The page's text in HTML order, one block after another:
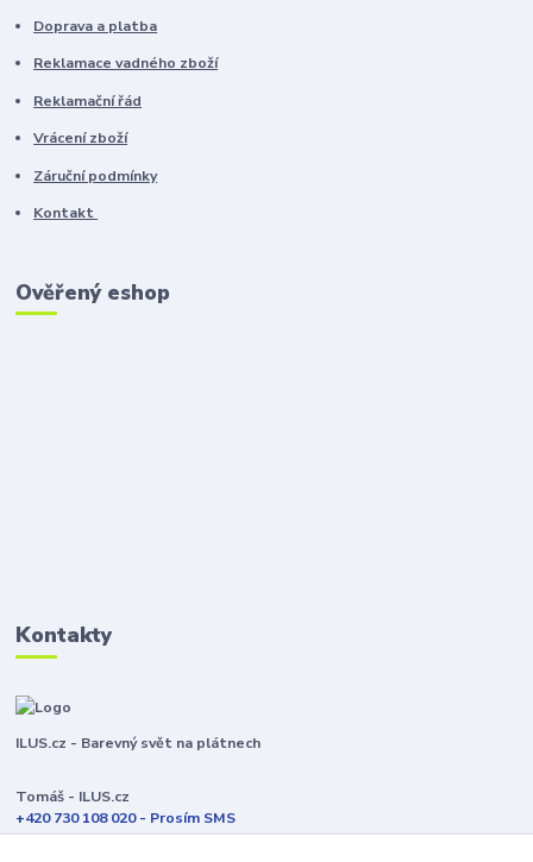
Doprava a platba
Reklamace vadného zboží
Reklamační řád
Vrácení zboží
Záruční podmínky
Kontakt
Ověřený eshop
Kontakty
ILUS.cz - Barevný svět na plátnech
Tomáš - ILUS.cz
+420 730 108 020 - Prosím SMS
Jsme většinu času ve výrobě